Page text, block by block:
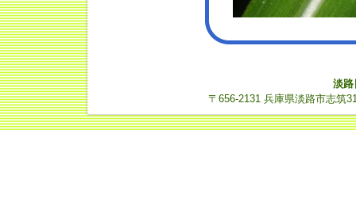
淡路
〒656-2131 兵庫県淡路市志筑